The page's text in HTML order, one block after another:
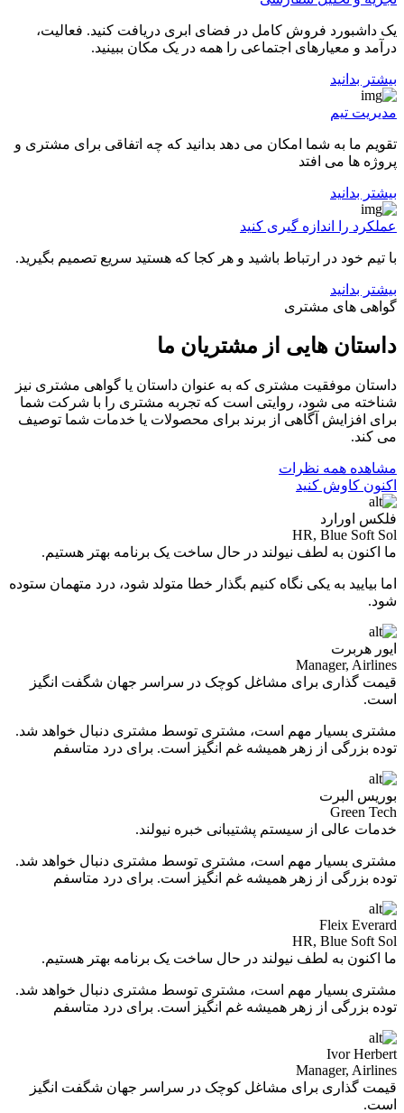
یک داشبورد فروش کامل در فضای ابری دریافت کنید. فعالیت،
درآمد و معیارهای اجتماعی را همه در یک مکان ببینید.
بیشتر بدانید
مدیریت تیم
تقویم ما به شما امکان می دهد بدانید که چه اتفاقی برای مشتری و
پروژه ها می افتد
بیشتر بدانید
عملکرد را اندازه گیری کنید
با تیم خود در ارتباط باشید و هر کجا که هستید سریع تصمیم بگیرید.
بیشتر بدانید
گواهی های مشتری
داستان هایی از مشتریان ما
داستان موفقیت مشتری که به عنوان داستان یا گواهی مشتری نیز
شناخته می شود، روایتی است که تجربه مشتری را با شرکت شما
برای افزایش آگاهی از برند برای محصولات یا خدمات شما توصیف
می کند.
مشاهده همه نظرات
اکنون کاوش کنید
فلکس اورارد
HR, Blue Soft Sol
ما اکنون به لطف نیولند در حال ساخت یک برنامه بهتر هستیم.
اما بیایید به یکی نگاه کنیم بگذار خطا متولد شود، درد متهمان ستوده
شود.
ایور هربرت
Manager, Airlines
قیمت گذاری برای مشاغل کوچک در سراسر جهان شگفت انگیز
است.
مشتری بسیار مهم است، مشتری توسط مشتری دنبال خواهد شد.
توده بزرگی از زهر همیشه غم انگیز است. برای درد متاسفم
بوریس البرت
Green Tech
خدمات عالی از سیستم پشتیبانی خبره نیولند.
مشتری بسیار مهم است، مشتری توسط مشتری دنبال خواهد شد.
توده بزرگی از زهر همیشه غم انگیز است. برای درد متاسفم
Fleix Everard
HR, Blue Soft Sol
ما اکنون به لطف نیولند در حال ساخت یک برنامه بهتر هستیم.
مشتری بسیار مهم است، مشتری توسط مشتری دنبال خواهد شد.
توده بزرگی از زهر همیشه غم انگیز است. برای درد متاسفم
Ivor Herbert
Manager, Airlines
قیمت گذاری برای مشاغل کوچک در سراسر جهان شگفت انگیز
است.